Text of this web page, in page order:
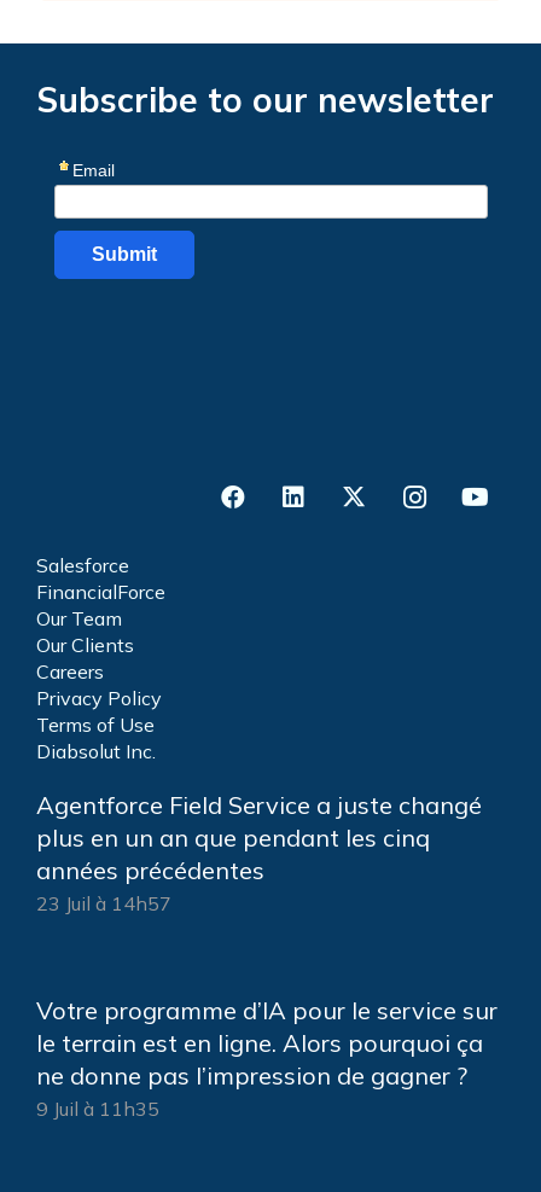
Subscribe to our newsletter
Salesforce
FinancialForce
Our Team
Our Clients
Careers
Privacy Policy
Terms of Use
Diabsolut Inc.
Agentforce Field Service a juste changé
plus en un an que pendant les cinq
années précédentes
23 Juil à 14h57
Votre programme d’IA pour le service sur
le terrain est en ligne. Alors pourquoi ça
ne donne pas l’impression de gagner ?
9 Juil à 11h35